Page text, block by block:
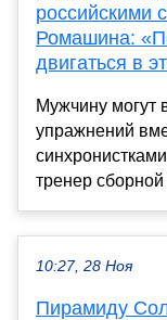
российскими
Ромашина:
двигаться в
Мужчину могут
упражнений
тренер
10:27, 28 Ноя
Пирамиду